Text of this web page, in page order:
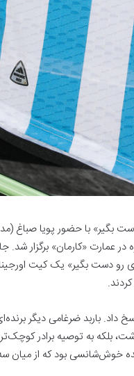
«بازی رو دست بگیر» با حضور پویا
عمارت «کارمان» برگزار شد.
رو دست بگیر» یک کیت
بلکه به توصیه برادر